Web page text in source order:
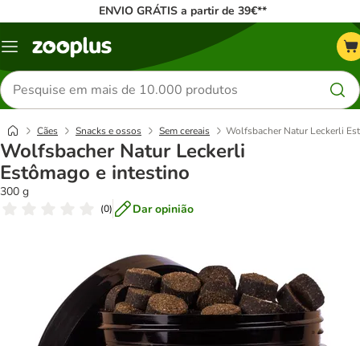
ENVIO GRÁTIS a partir de 39€**
Menu
Pesquisar
produtos
Cães Snacks e ossos Sem cereais Wolfsbacher Natur Leckerli
Wolfsbacher Natur Leckerli
Estômago e intestino
300 g
(0) Dar opinião